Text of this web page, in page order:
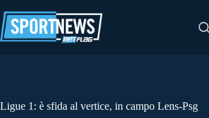
al
contenuto
Ligue 1: è sfida al vertice, in campo Lens-Psg